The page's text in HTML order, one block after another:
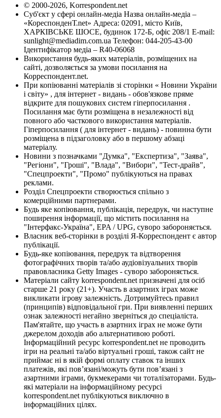
© 2000-2026, Korrespondent.net
Суб'єкт у сфері онлайн-медіа Назва онлайн-медіа –
«КореспонденТ.net» Адреса: 02091, місто Київ,
ХАРКІВСЬКЕ ШОСЕ, будинок 172-Б, офіс 208/1 E-mail:
sunlight@mediadim.com.ua Телефон: 044-205-43-00
Ідентифікатор медіа – R40-06068
Використання будь-яких матеріалів, розміщених на
сайті, дозволяється за умови посилання на
Корреспондент.net.
При копіюванні матеріалів зі сторінки « Новини України
і світу» , для інтернет - видань - обов'язкове пряме
відкрите для пошукових систем гіперпосилання .
Посилання має бути розміщена в незалежності від
повного або часткового використання матеріалів.
Гіперпосилання ( для інтернет - видань) - повинна бути
розміщена в підзаголовку або в першому абзаці
матеріалу.
Новини з позначками "Думка", "Експертиза", "Заява",
"Регіони", "Гроші", "Влада", "Вибори", "Тест-драйв",
"Спецпроекти", "Промо" публікуються на правах
реклами.
Розділ Спецпроекти створюється спільно з
комерційними партнерами.
Будь яке копіювання, публікація, передрук, чи наступне
поширення інформації, що містить посилання на
"Інтерфакс-Україна", EPA / UPG, суворо забороняється.
Власник веб-сторінки в розділі Я-Корреспондент є автор
публікації.
Будь-яке копіювання, передрук та відтворення
фотографічних творів та/або аудіовізуальних творів
правовласника Getty Images - суворо забороняється.
Матеріали сайту korrespondent.net призначені для осіб
старше 21 року (21+). Участь в азартних іграх може
викликати ігрову залежність. Дотримуйтесь правил
(принципів) відповідальної гри. При виявленні перших
ознак залежності негайно зверніться до спеціаліста.
Пам'ятайте, що участь в азартних іграх не може бути
джерелом доходів або альтернативою роботі.
Інформаційний ресурс korrespondent.net не проводить
ігри на реальні та/або віртуальні гроші, також сайт не
приймає ні в якій формі оплату ставок та інших
платежів, які пов’язані/можуть бути пов’язані з
азартними іграми, букмекерами чи тоталізаторами. Будь-
які матеріали на інформаційному ресурсі
korrespondent.net публікуються виключно в
інформаційних цілях.